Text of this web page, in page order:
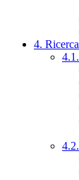
4.